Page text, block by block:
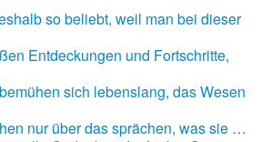
so beliebt, weil man bei dieser
Entdeckungen und Fortschritte,
sich lebenslang, das Wesen
nur über das sprächen, was sie …